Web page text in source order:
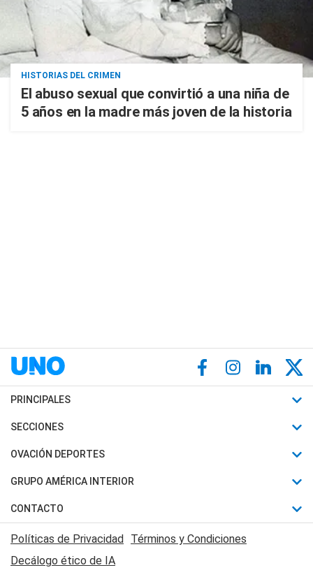
HISTORIAS DEL CRIMEN
El abuso sexual que convirtió a una niña de
5 años en la madre más joven de la historia
PRINCIPALES
Últimas Noticias
Política
Judiciales
Economia
SECCIONES
Horóscopo
Motores
Trucos caseros
Series y Películas
Edictos y Solicitadas
OVACIÓN DEPORTES
Fútbol
Mundial
Automovilismo
Rugby
GRUPO AMÉRICA INTERIOR
Canal 7 en Vivo
CONTACTO
Acerca de Nosotros
Contactanos
Políticas de Privacidad Términos y Condiciones
Decálogo ético de IA